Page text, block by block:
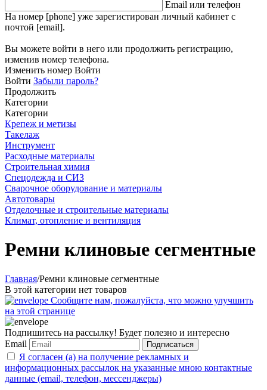
Email или телефон
На номер [phone] уже зарегистирован личный кабинет с
почтой [email].
Вы можете войти в него или продолжить регистрацию,
изменив номер телефона.
Изменить номер Войти
Войти Забыли пароль?
Продолжить
Категории
Категории
Крепеж и метизы
Такелаж
Инструмент
Расходные материалы
Строительная химия
Спецодежда и СИЗ
Сварочное оборудование и материалы
Автотовары
Отделочные и строительные материалы
Климат, отопление и вентиляция
Ремни клиновые сегментные
Главная/Ремни клиновые сегментные
В этой категории нет товаров
Сообщите нам, пожалуйста, что можно улучшить
на этой странице
Подпишитесь на рассылку! Будет полезно и интересно
Email
Подписаться
Я согласен (а) на получение рекламных и
информационных рассылок на указанные мною контактные
данные (email, телефон, мессенджеры)